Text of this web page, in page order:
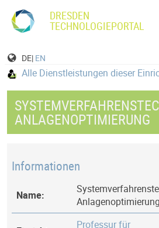
DRESDEN
TECHNOLOGIEPORTAL
DE| EN
Alle Dienstleistungen dieser
ANLAGENOPTIMIERUNG
Informationen
Name:
Anlagenoptimierung
Professur für